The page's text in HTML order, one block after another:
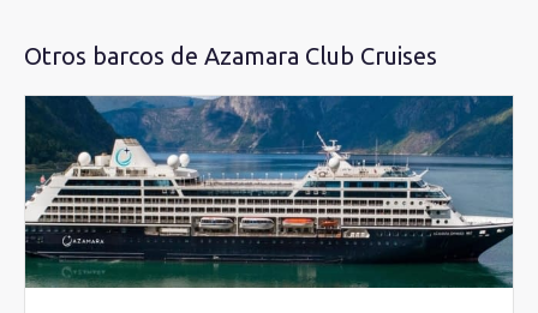
Otros barcos de Azamara Club Cruises